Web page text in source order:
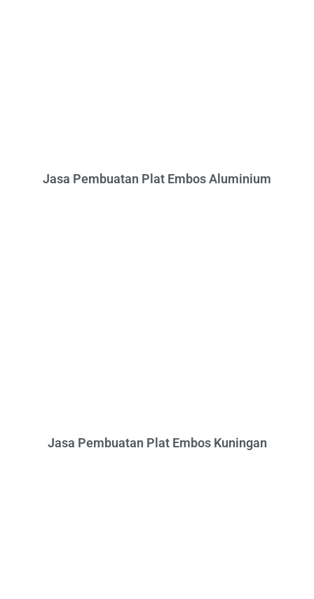
Jasa Pembuatan Plat Embos Aluminium
Jasa Pembuatan Plat Embos Kuningan